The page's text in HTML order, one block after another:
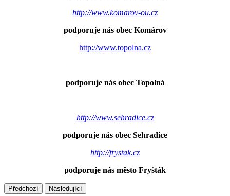
http://www.komarov-ou.cz
podporuje nás obec Komárov
http://www.topolna.cz
podporuje nás obec Topolná
http://www.sehradice.cz
podporuje nás obec Sehradice
http://frystak.cz
podporuje nás město Fryšták
Předchozí Následující